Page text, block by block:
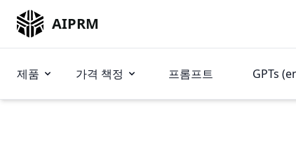
AIPRM
제품 가격 책정 프롬프트 GPTs